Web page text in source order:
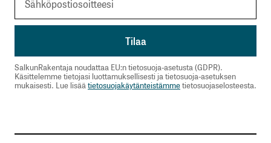
SalkunRakentaja noudattaa EU:n tietosuoja-asetusta (GDPR).
Käsittelemme tietojasi luottamuksellisesti ja tietosuoja-asetuksen
mukaisesti. Lue lisää tietosuojakäytänteistämmetietosuojaselosteesta.